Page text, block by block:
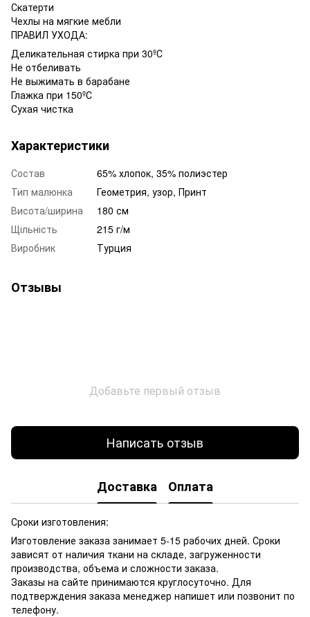
Скатерти
Чехлы на мягкие мебли
ПРАВИЛ УХОДА:
Деликательная стирка при 30ºС
Не отбеливать
Не выжимать в барабане
Глажка при 150ºС
Сухая чистка
Характеристики
Состав
65% хлопок, 35% полиэстер
Тип малюнка
Геометрия, узор, Принт
Висота/ширина
180 см
Щільність
215 г/м
Виробник
Турция
Отзывы
Добавьте первый отзыв
Написать отзыв
Доставка Оплата
Сроки изготовления:
Изготовление заказа занимает 5-15 рабочих дней. Сроки
зависят от наличия ткани на складе, загруженности
производства, объема и сложности заказа.
Заказы на сайте принимаются круглосуточно. Для
подтверждения заказа менеджер напишет или позвонит по
телефону.